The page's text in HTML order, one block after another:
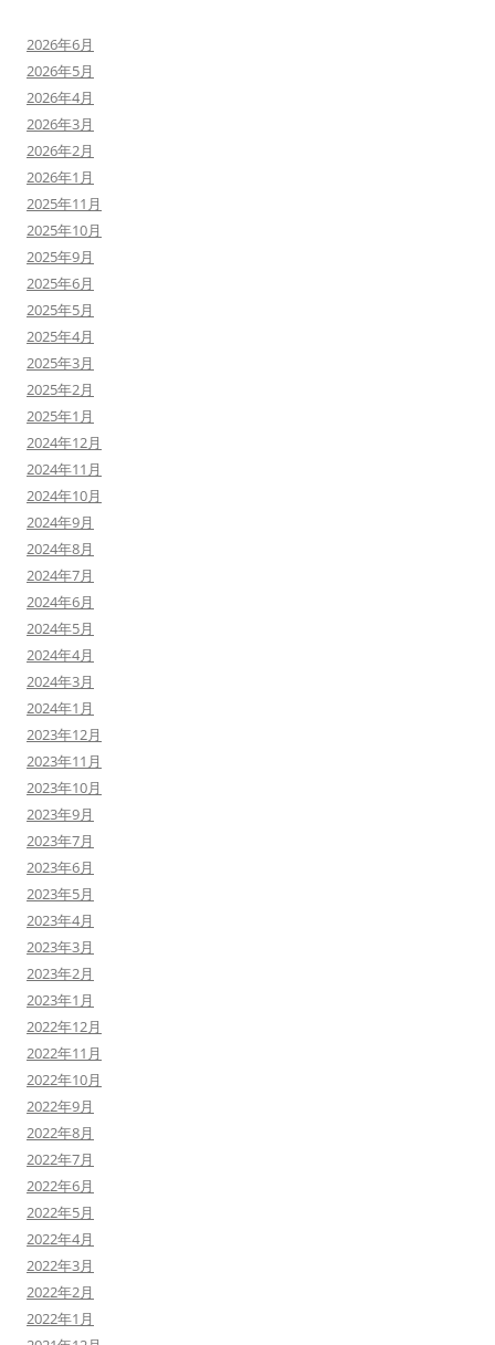
2026年6月
2026年5月
2026年4月
2026年3月
2026年2月
2026年1月
2025年11月
2025年10月
2025年9月
2025年6月
2025年5月
2025年4月
2025年3月
2025年2月
2025年1月
2024年12月
2024年11月
2024年10月
2024年9月
2024年8月
2024年7月
2024年6月
2024年5月
2024年4月
2024年3月
2024年1月
2023年12月
2023年11月
2023年10月
2023年9月
2023年7月
2023年6月
2023年5月
2023年4月
2023年3月
2023年2月
2023年1月
2022年12月
2022年11月
2022年10月
2022年9月
2022年8月
2022年7月
2022年6月
2022年5月
2022年4月
2022年3月
2022年2月
2022年1月